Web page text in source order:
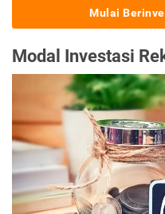
Mulai
Modal Investasi